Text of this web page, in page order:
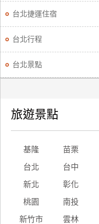
台北捷運住宿
台北行程
台北景點
旅遊景點
基隆 苗栗
台北 台中
新北 彰化
桃園 南投
新竹市 雲林